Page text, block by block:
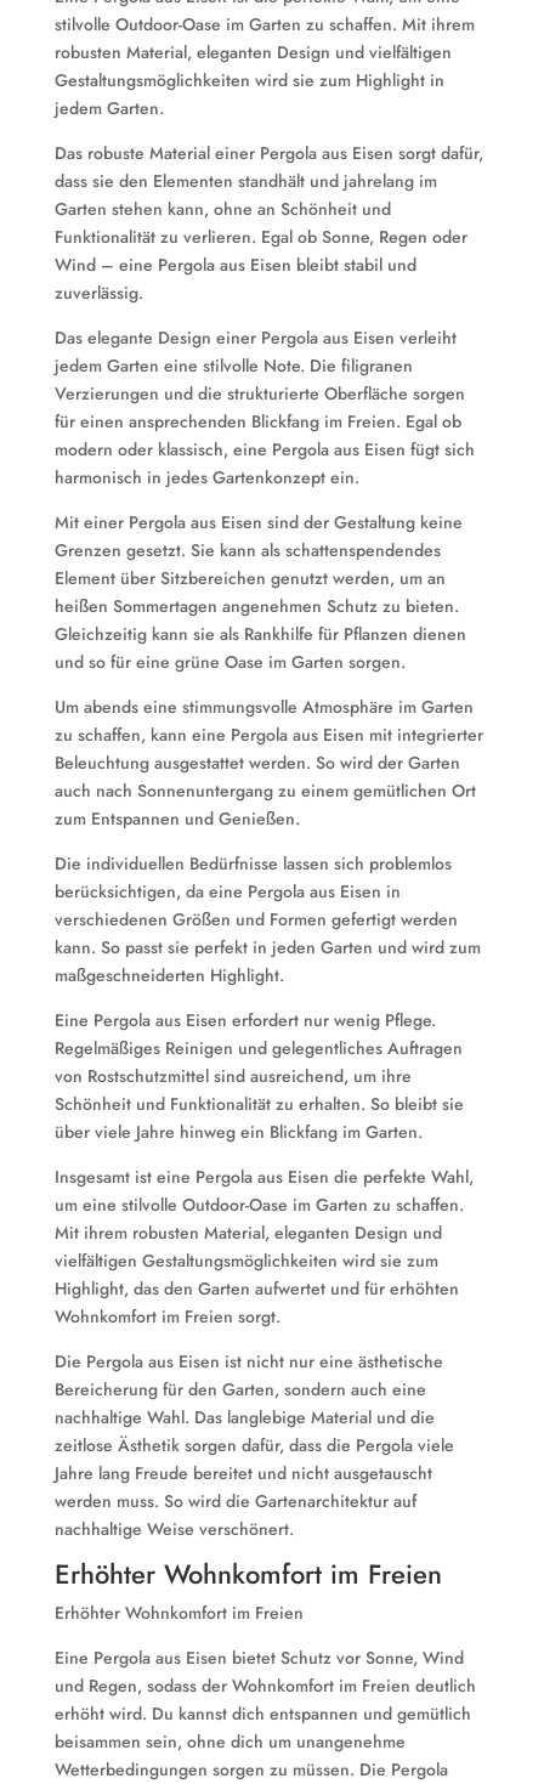
stilvolle Outdoor-Oase im Garten zu schaffen. Mit ihrem
robusten Material, eleganten Design und vielfältigen
Gestaltungsmöglichkeiten wird sie zum Highlight in
jedem Garten.
Das robuste Material einer Pergola aus Eisen sorgt dafür,
dass sie den Elementen standhält und jahrelang im
Garten stehen kann, ohne an Schönheit und
Funktionalität zu verlieren. Egal ob Sonne, Regen oder
Wind – eine Pergola aus Eisen bleibt stabil und
zuverlässig.
Das elegante Design einer Pergola aus Eisen verleiht
jedem Garten eine stilvolle Note. Die filigranen
Verzierungen und die strukturierte Oberfläche sorgen
für einen ansprechenden Blickfang im Freien. Egal ob
modern oder klassisch, eine Pergola aus Eisen fügt sich
harmonisch in jedes Gartenkonzept ein.
Mit einer Pergola aus Eisen sind der Gestaltung keine
Grenzen gesetzt. Sie kann als schattenspendendes
Element über Sitzbereichen genutzt werden, um an
heißen Sommertagen angenehmen Schutz zu bieten.
Gleichzeitig kann sie als Rankhilfe für Pflanzen dienen
und so für eine grüne Oase im Garten sorgen.
Um abends eine stimmungsvolle Atmosphäre im Garten
zu schaffen, kann eine Pergola aus Eisen mit integrierter
Beleuchtung ausgestattet werden. So wird der Garten
auch nach Sonnenuntergang zu einem gemütlichen Ort
zum Entspannen und Genießen.
Die individuellen Bedürfnisse lassen sich problemlos
berücksichtigen, da eine Pergola aus Eisen in
verschiedenen Größen und Formen gefertigt werden
kann. So passt sie perfekt in jeden Garten und wird zum
maßgeschneiderten Highlight.
Eine Pergola aus Eisen erfordert nur wenig Pflege.
Regelmäßiges Reinigen und gelegentliches Auftragen
von Rostschutzmittel sind ausreichend, um ihre
Schönheit und Funktionalität zu erhalten. So bleibt sie
über viele Jahre hinweg ein Blickfang im Garten.
Insgesamt ist eine Pergola aus Eisen die perfekte Wahl,
um eine stilvolle Outdoor-Oase im Garten zu schaffen.
Mit ihrem robusten Material, eleganten Design und
vielfältigen Gestaltungsmöglichkeiten wird sie zum
Highlight, das den Garten aufwertet und für erhöhten
Wohnkomfort im Freien sorgt.
Die Pergola aus Eisen ist nicht nur eine ästhetische
Bereicherung für den Garten, sondern auch eine
nachhaltige Wahl. Das langlebige Material und die
zeitlose Ästhetik sorgen dafür, dass die Pergola viele
Jahre lang Freude bereitet und nicht ausgetauscht
werden muss. So wird die Gartenarchitektur auf
nachhaltige Weise verschönert.
Erhöhter Wohnkomfort im Freien
Erhöhter Wohnkomfort im Freien
Eine Pergola aus Eisen bietet Schutz vor Sonne, Wind
und Regen, sodass der Wohnkomfort im Freien deutlich
erhöht wird. Du kannst dich entspannen und gemütlich
beisammen sein, ohne dich um unangenehme
Wetterbedingungen sorgen zu müssen. Die Pergola